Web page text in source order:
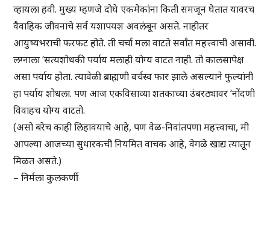
व्हायला हवी. मुख्य म्हणजे दोघे एकमेकांना किती समजून घेतात यावरच
वैवाहिक जीवनाचे सर्व यशापयश अवलंबून असते. नाहीतर
आयुष्यभराची फरफट होते. ती चर्चा मला वाटते सर्वांत महत्त्वाची असावी.
लग्नाला ‘सत्यशोधकी पर्याय मलाही योग्य वाटत नाही. तो कालसापेक्ष
असा पर्याय होता. त्यावेळी ब्राह्मणी वर्चस्व फार झाले असल्याने फुल्यांनी
हा पर्याय शोधला. पण आज एकविसाव्या शतकाच्या उंबरठ्यावर ‘नोंदणी
विवाहच योग्य वाटतो.
(असो बरेच काही लिहावयाचे आहे, पण वेळ-निवांतपणा महत्त्वाचा, मी
आपल्या आजच्या सुधारकची नियमित वाचक आहे, वेगळे खाद्य त्यातून
मिळत असते.)
– निर्मला कुलकर्णी